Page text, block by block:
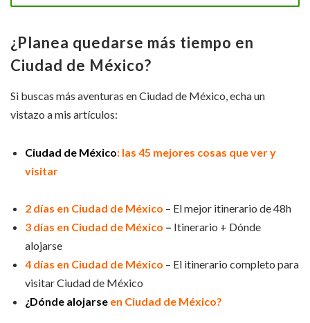
¿Planea quedarse más tiempo en
Ciudad de México?
Si buscas más aventuras en Ciudad de México, echa un
vistazo a mis artículos:
Ciudad de México: las 45 mejores cosas que ver y
visitar
2 días en Ciudad de México – El mejor itinerario de 48h
3 días en Ciudad de México – Itinerario + Dónde
alojarse
4 días en Ciudad de México – El itinerario completo para
visitar Ciudad de México
¿Dónde alojarse en Ciudad de México?